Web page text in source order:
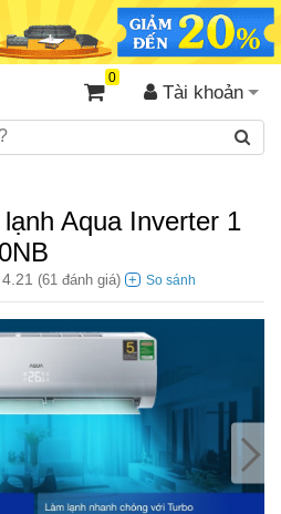
Tài khoản
0
Aqua Inverter 1
4.21 (61 đánh giá)